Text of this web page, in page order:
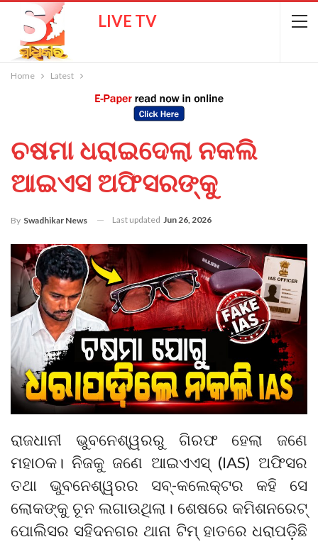
LIVE TV
Home Latest
ଚଷମା ଧରାଇଦେଲା ନକଲି
ଆଇଏସ ଅଫିସରଙ୍କୁ
By Swadhikar News Last updated Jun 26, 2026
ରାଜଧାନୀ ଭୁବନେଶ୍ୱରରୁ ଗିରଫ ହେଲା ଜଣେ
ମହାଠକ। ନିଜକୁ ଜଣେ ଆଇଏଏସ୍ (IAS) ଅଫିସର
ତଥା ଭୁବନେଶ୍ୱରର ସବ୍‌-କଲେକ୍ଟର କହି ସେ
ଲୋକଙ୍କୁ ଚୂନ ଲଗାଉଥିଲା। ଶେଷରେ କମିଶନରେଟ୍
ପୋଲିସର ସହିଦନଗର ଥାନା ଟିମ୍ ହାତରେ ଧରାପଡ଼ିଛି